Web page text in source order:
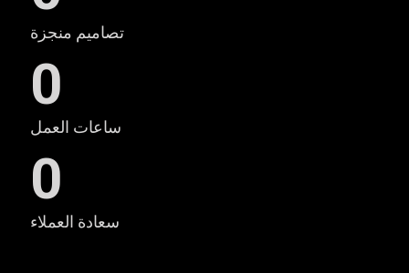
تصاميم منجزة
0
ساعات العمل
0
سعادة العملاء